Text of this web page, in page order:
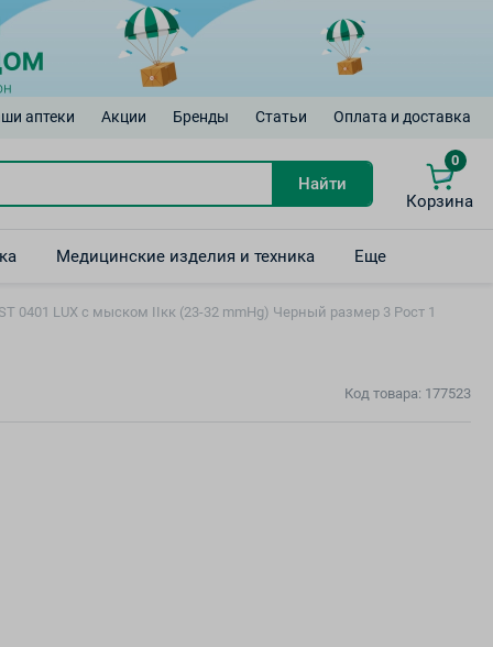
аптеки Акции Бренды Статьи Оплата и доставка
Найти
0
Корзина
Медицинские изделия и техника Еще
0401 LUX с мыском IIкк (23-32 mmHg) Черный размер 3 Рост 1
Код товара: 177523